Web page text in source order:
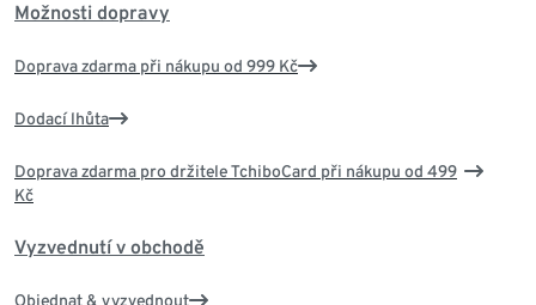
Možnosti dopravy
Doprava zdarma při nákupu od 999 Kč
Dodací lhůta
Doprava zdarma pro držitele TchiboCard při nákupu od 499
Kč
Vyzvednutí v obchodě
Objednat & vyzvednout